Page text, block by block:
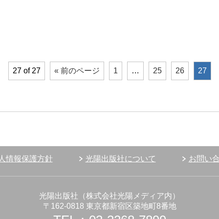
27 of 27 « 前のページ 1 … 25 26 27
情報保護方針 光陽出版社について お問い
光陽出版社（株式会社光陽メディア内）
〒162-0818 東京都新宿区築地町8番地